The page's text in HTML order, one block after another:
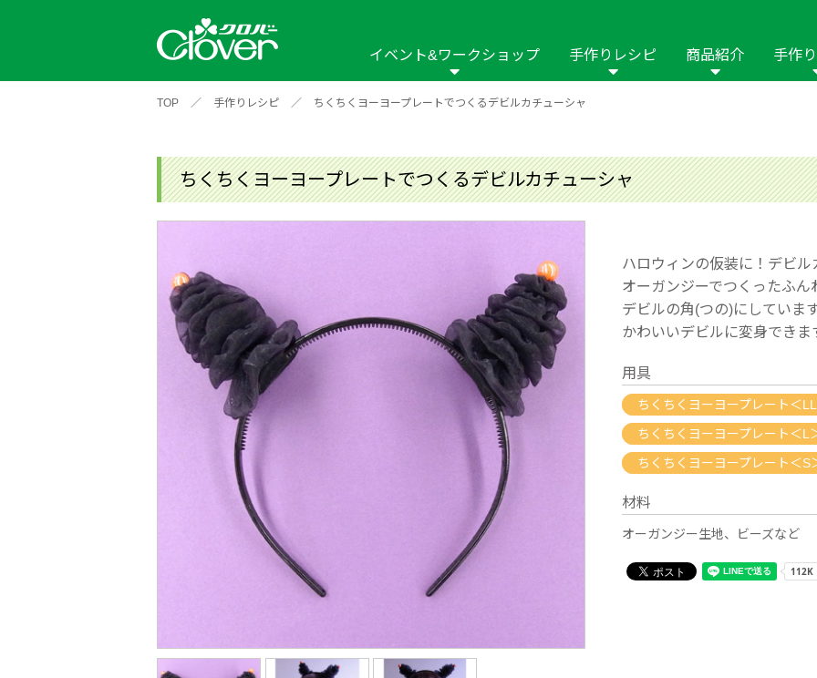
イベント&ワークショップ
ワークショップ
イベントレポート
2024年 2020年 2019年 2018年 2017年 2016年 2015年 2014年
手作りレシピ
アイテムから探す ソーイング パッチワーク・
布の手芸
刺しゅう
編み物 インテリア
商品紹介
新商品一覧 縫い針 ソーイング用品 はさみ ソーメニュ パッチワーク・キル
編み物用品 インテリア 補修用品 ホビー材料・キット 作品本 おなまえつけ
クロバーモチーフ ポルトボヌール
手作
TOP ／ 手作りレシピ ／ ちくちくヨーヨープレートでつくるデビルカチューシャ
ちくちくヨーヨープレートでつくるデビルカチューシャ
ハロウィンの仮装に！デビル
オーガンジーでつくったふ
デビルの角(つの)にしていま
かわいいデビルに変身できま
用具
ちくちくヨーヨープレート＜
ちくちくヨーヨープレート＜L
ちくちくヨーヨープレート＜S
材料
オーガンジー生地、ビーズなど